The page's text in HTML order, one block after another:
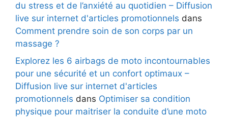
du stress et de l’anxiété au quotidien – Diffusion
live sur internet d'articles promotionnels dans
Comment prendre soin de son corps par un
massage ?
Explorez les 6 airbags de moto incontournables
pour une sécurité et un confort optimaux –
Diffusion live sur internet d'articles
promotionnels dans Optimiser sa condition
physique pour maitriser la conduite d’une moto